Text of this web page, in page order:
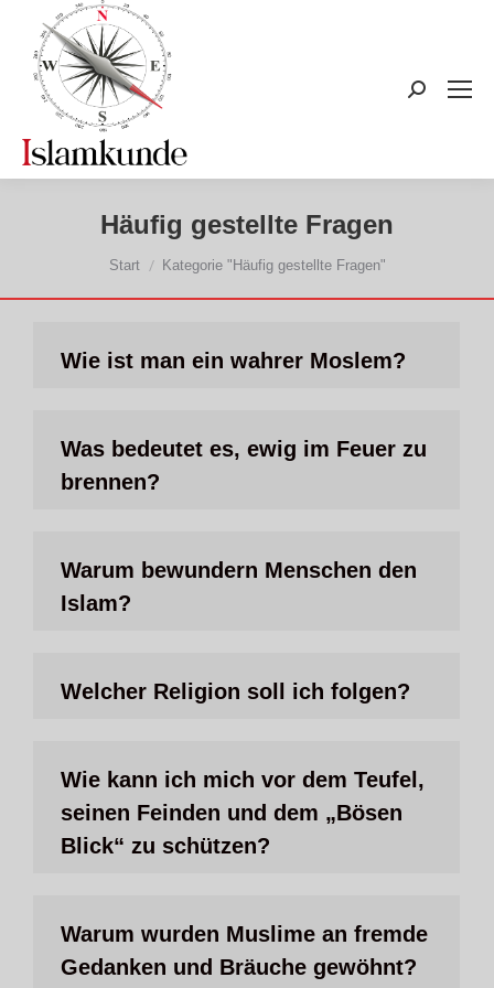
Search:
Häufig gestellte Fragen
Sie befinden sich hier:
Start Kategorie "Häufig gestellte Fragen"
Wie ist man ein wahrer Moslem?
Was bedeutet es, ewig im Feuer zu
brennen?
Warum bewundern Menschen den
Islam?
Welcher Religion soll ich folgen?
Wie kann ich mich vor dem Teufel,
seinen Feinden und dem „Bösen
Blick“ zu schützen?
Warum wurden Muslime an fremde
Gedanken und Bräuche gewöhnt?